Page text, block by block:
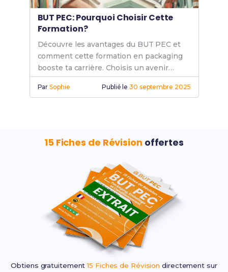
BUT PEC: Pourquoi Choisir Cette
Formation?
Découvre les avantages du BUT PEC et
comment cette formation en packaging
booste ta carrière. Choisis un avenir
prometteur avec des compétences
recherchées.
ParSophie Publié le30 septembre 2025
15 Fiches de Révision offertes
Obtiens gratuitement15 Fiches de Révision directement sur